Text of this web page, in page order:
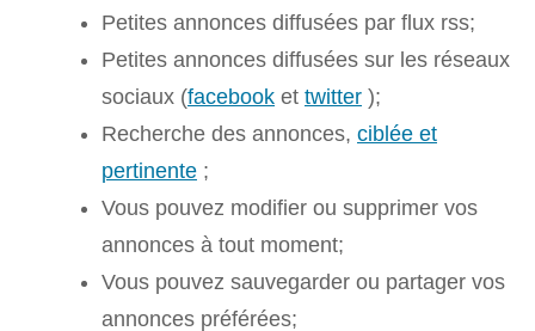
Petites annonces diffusées par flux rss;
Petites annonces diffusées sur les réseaux
sociaux (facebook et twitter );
Recherche des annonces, ciblée et
pertinente ;
Vous pouvez modifier ou supprimer vos
annonces à tout moment;
Vous pouvez sauvegarder ou partager vos
annonces préférées;